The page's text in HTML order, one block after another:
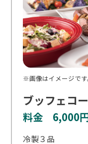
※画像はイメージです
ブッフェコ
料金 6,000
冷製３品